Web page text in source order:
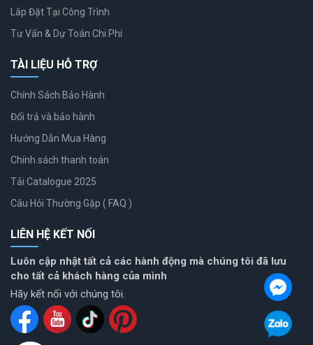
Lắp Đặt Tại Công Trình
Tư Vấn & Dự Toán Chi Phí
TÀI LIỆU HỖ TRỢ
Chính Sách Bảo Hành
Đổi trả và bảo hành
Hướng Dẫn Mua Hàng
Chính sách thanh toán
Tải Catalogue 2025
Câu Hỏi Thường Gặp ( FAQ )
LIÊN HỆ KẾT NỐI
Luôn cập nhật tất cả các hành động mà chúng tôi đã lưu
cho tất cả khách hàng của mình
Hãy kết nối với chúng tôi.